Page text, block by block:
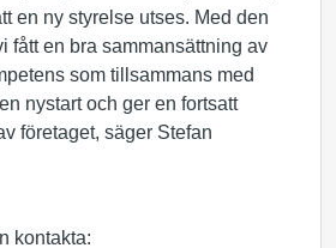
en ny styrelse utses. Med den
fått en bra sammansättning av
som tillsammans med
nystart och ger en fortsatt
företaget, säger Stefan
kontakta: